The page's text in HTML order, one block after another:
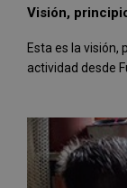
Visión,
Esta es la visión,
actividad desde